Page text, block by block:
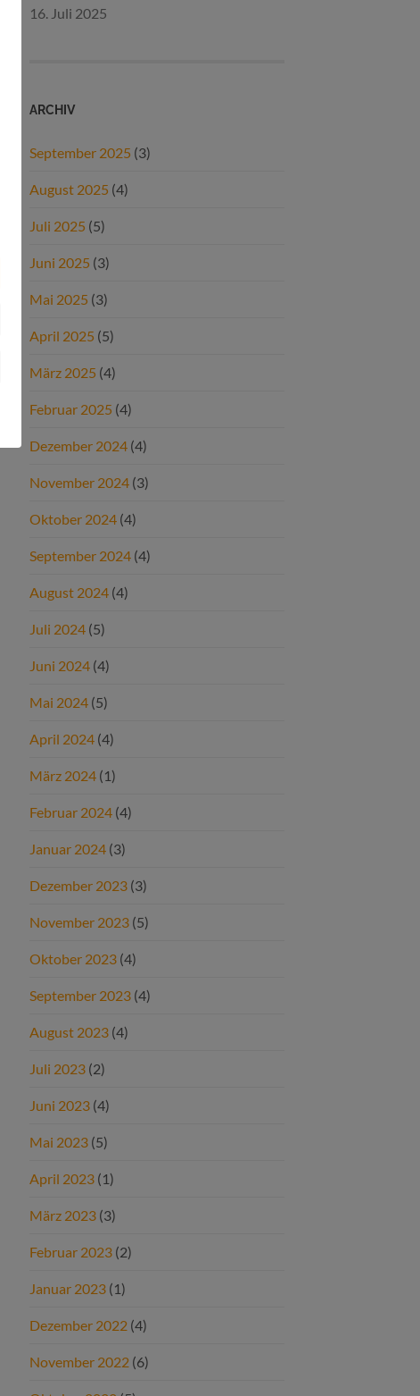
16. Juli 2025
ARCHIV
September 2025 (3)
August 2025 (4)
Juli 2025 (5)
Juni 2025 (3)
Mai 2025 (3)
April 2025 (5)
März 2025 (4)
Februar 2025 (4)
Dezember 2024 (4)
November 2024 (3)
Oktober 2024 (4)
September 2024 (4)
August 2024 (4)
Juli 2024 (5)
Juni 2024 (4)
Mai 2024 (5)
April 2024 (4)
März 2024 (1)
Februar 2024 (4)
Januar 2024 (3)
Dezember 2023 (3)
November 2023 (5)
Oktober 2023 (4)
September 2023 (4)
August 2023 (4)
Juli 2023 (2)
Juni 2023 (4)
Mai 2023 (5)
April 2023 (1)
März 2023 (3)
Februar 2023 (2)
Januar 2023 (1)
Dezember 2022 (4)
November 2022 (6)